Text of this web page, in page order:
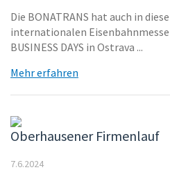
Die BONATRANS hat auch in
internationalen
BUSINESS DAYS in Ostrava ...
Mehr erfahren
Oberhausener Firmenlauf
7.6.2024